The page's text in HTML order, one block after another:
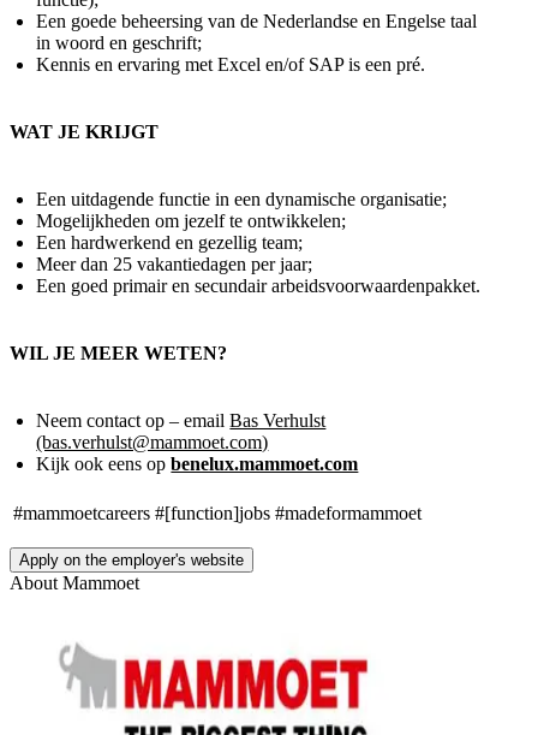
Een goede beheersing van de Nederlandse en Engelse taal
in woord en geschrift;
Kennis en ervaring met Excel en/of SAP is een pré.
WAT JE KRIJGT
Een uitdagende functie in een dynamische organisatie;
Mogelijkheden om jezelf te ontwikkelen;
Een hardwerkend en gezellig team;
Meer dan 25 vakantiedagen per jaar;
Een goed primair en secundair arbeidsvoorwaardenpakket.
WIL JE MEER WETEN?
Neem contact op – emailBas Verhulst
(bas.verhulst@mammoet.com)
Kijk ook eens opbenelux.mammoet.com
#mammoetcareers #[function]jobs #madeformammoet
Apply on the employer's website
About Mammoet